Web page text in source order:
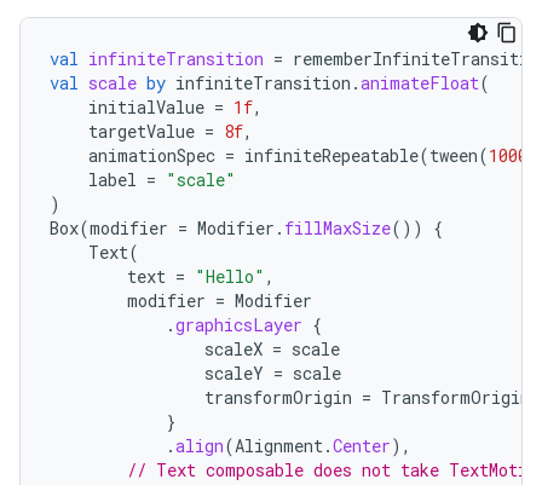
val infiniteTransition =
val scale by infiniteTransition .animateFloat(
initialValue = 1f,
targetValue = 8f,
animationSpec = infiniteRepeatable(tween(1000
label = "scale"
)
Box(modifier = Modifier . fillMaxSize())
{
Text(
text = "Hello" ,
modifier = Modifier
.graphicsLayer {
scaleX = scale
scaleY = scale
transformOrigin = TransformOrigin
}
.align(Alignment.Center),
// Text composable does not take